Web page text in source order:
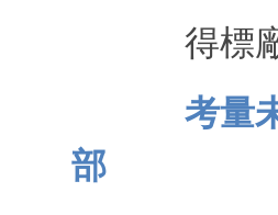
得標
考量
部